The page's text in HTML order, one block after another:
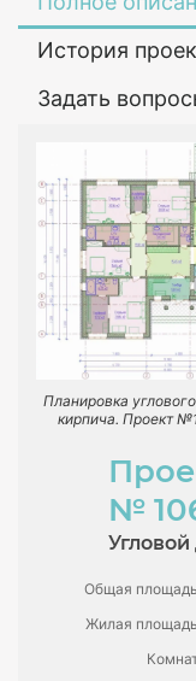
История
Задать
Планировка
кирпича. Проект
№
Общая площадь
Жилая площадь